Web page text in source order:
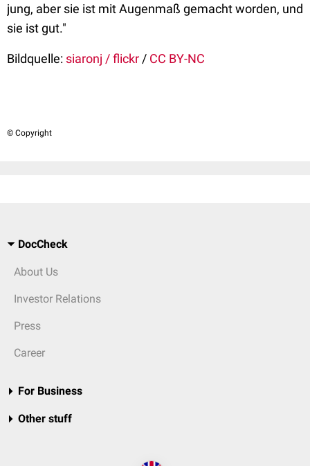
jung, aber sie ist mit Augenmaß gemacht worden, und
sie ist gut."
Bildquelle: siaronj / flickr / CC BY-NC
© Copyright
DocCheck
About Us
Investor Relations
Press
Career
For Business
Other stuff